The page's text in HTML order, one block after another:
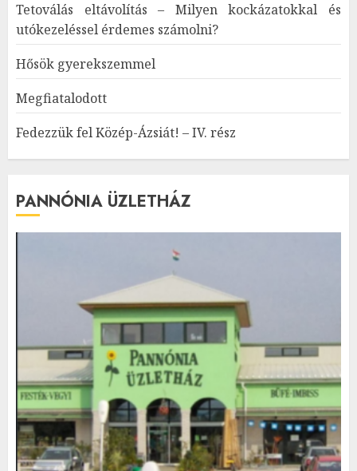
Tetoválás eltávolítás – Milyen kockázatokkal és
utókezeléssel érdemes számolni?
Hősök gyerekszemmel
Megfiatalodott
Fedezzük fel Közép-Ázsiát! – IV. rész
PANNÓNIA ÜZLETHÁZ